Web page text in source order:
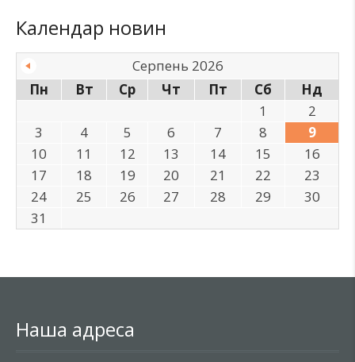
Календар новин
Серпень 2026
Пн
Вт Ср Чт Пт Сб
Нд
1
2
3
4 5 6 7 8
9
10
11 12 13 14 15
16
17
18 19 20 21 22
23
24
25 26 27 28 29
30
31
Наша адреса